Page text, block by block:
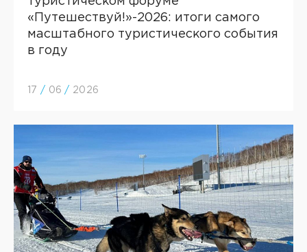
«Путешествуй!»-2026: итоги самого
масштабного туристического события
в году
17 / 06 / 2026